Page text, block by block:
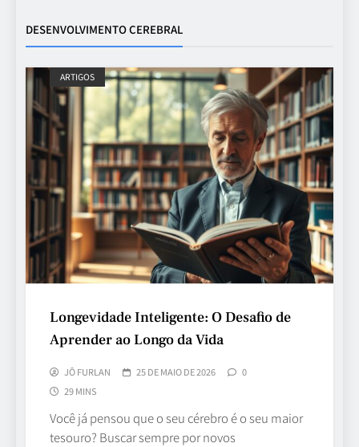
DESENVOLVIMENTO CEREBRAL
ARTIGOS
Longevidade Inteligente: O Desafio de
Aprender ao Longo da Vida
JÔ FURLAN 25 DE MAIO DE 2026
0
29 MINS
Você já pensou que o seu cérebro é o seu maior
tesouro? Buscar sempre por novos